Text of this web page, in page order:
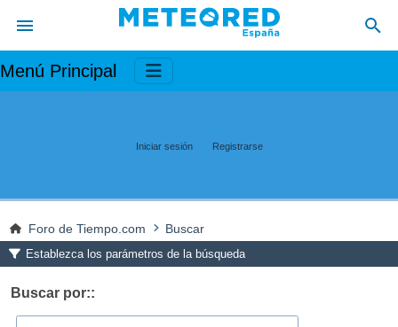
Menú Principal
Iniciar sesión Registrarse
Foro de Tiempo.com Buscar
Establezca los parámetros de la búsqueda
Buscar por::